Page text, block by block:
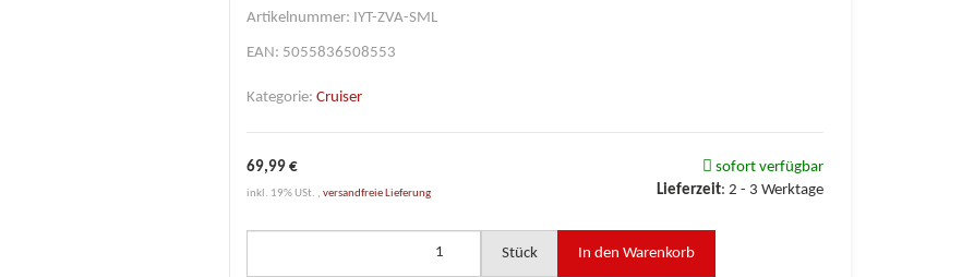
Artikelnummer: IYT-ZVA-SML
EAN: 5055836508553
Kategorie: Cruiser
69,99 €
inkl. 19% USt. , versandfreie Lieferung
sofort verfügbar
Lieferzeit: 2 - 3 Werktage
Stück In den Warenkorb